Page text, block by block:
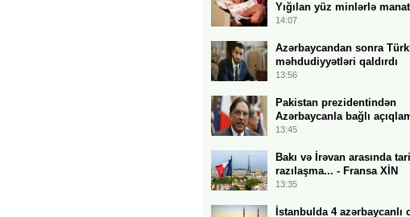
Yığılan yüz minlərlə
14:07
Azərbaycandan sonra
məhdudiyyətləri qaldırdı
13:56
Pakistan prezidentindən
Azərbaycanla bağlı
13:45
Bakı və İrəvan arasında
razılaşma... - Fransa XİN
13:35
İstanbulda 4 azərbaycanlı